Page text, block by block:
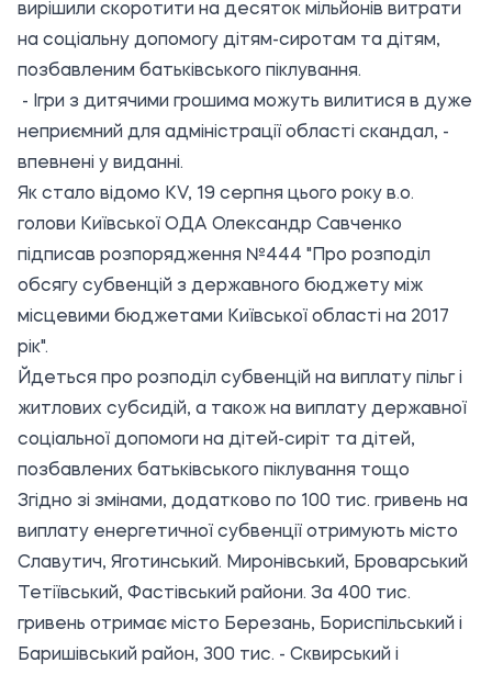
вирішили скоротити на десяток мільйонів витрати
на соціальну допомогу дітям-сиротам та дітям,
позбавленим батьківського піклування.
- Ігри з дитячими грошима можуть вилитися в дуже
неприємний для адміністрації області скандал, -
впевнені у виданні.
Як стало відомо KV, 19 серпня цього року в.о.
голови Київської ОДА Олександр Савченко
підписав розпорядження №444 "Про розподіл
обсягу субвенцій з державного бюджету між
місцевими бюджетами Київської області на 2017
рік".
Йдеться про розподіл субвенцій на виплату пільг і
житлових субсидій, а також на виплату державної
соціальної допомоги на дітей-сиріт та дітей,
позбавлених батьківського піклування тощо
Згідно зі змінами, додатково по 100 тис. гривень на
виплату енергетичної субвенції отримують місто
Славутич, Яготинський. Миронівський, Броварський
Тетіївський, Фастівський райони. За 400 тис.
гривень отримає місто Березань, Бориспільський і
Баришівський район, 300 тис. - Сквирський і